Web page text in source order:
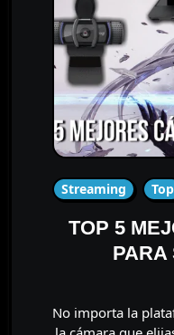
Streaming Top
TOP 5
PARA
No importa la plataforma que uses al streamear,